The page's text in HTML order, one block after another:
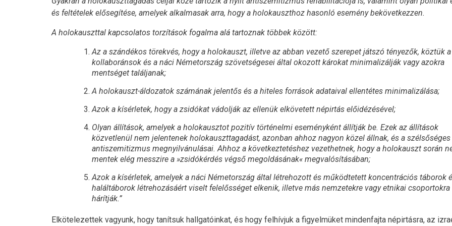
és feltételek elősegítése, amelyek alkalmasak arra, hogy a holokauszthoz hasonló esemény bekövetkezzen.
A holokauszttal kapcsolatos torzítások fogalma alá tartoznak többek között:
Az a szándékos törekvés, hogy a holokauszt, illetve az abban vezető szerepet játszó tényezők, köztük a
kollaboránsok és a náci Németország szövetségesei által okozott károkat minimalizálják vagy azokra
mentséget találjanak;
A holokauszt-áldozatok számának jelentős és a hiteles források adataival ellentétes minimalizálása;
Azok a kísérletek, hogy a zsidókat vádolják az ellenük elkövetett népirtás előidézésével;
Olyan állítások, amelyek a holokausztot pozitív történelmi eseményként állítják be. Ezek az állítások
közvetlenül nem jelentenek holokauszttagadást, azonban ahhoz nagyon közel állnak, és a szélsőséges
antiszemitizmus megnyilvánulásai. Ahhoz a következtetéshez vezethetnek, hogy a holokauszt során
mentek elég messzire a »zsidókérdés végső megoldásának« megvalósításában;
Azok a kísérletek, amelyek a náci Németország által létrehozott és működtetett koncentrációs táborok
haláltáborok létrehozásáért viselt felelősséget elkenik, illetve más nemzetekre vagy etnikai csoportokra
hárítják.”
Elkötelezettek vagyunk, hogy tanítsuk hallgatóinkat, és hogy felhívjuk a figyelmüket mindenfajta népirtásra, az